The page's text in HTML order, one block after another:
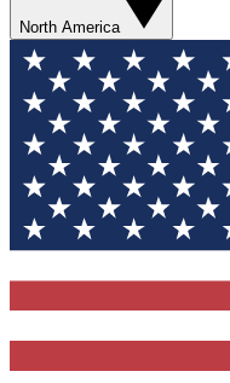
North America